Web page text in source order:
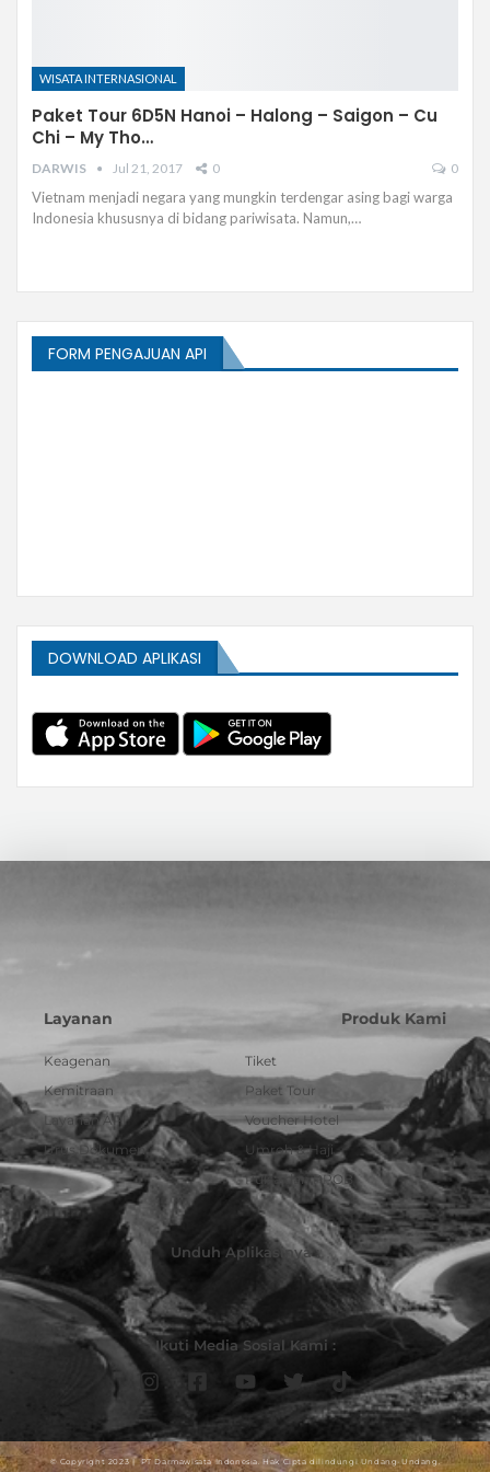
WISATA INTERNASIONAL
Paket Tour 6D5N Hanoi – Halong – Saigon – Cu
Chi – My Tho…
DARWIS Jul 21, 2017 0 0
Vietnam menjadi negara yang mungkin terdengar asing bagi warga
Indonesia khususnya di bidang pariwisata. Namun,…
FORM PENGAJUAN API
DOWNLOAD APLIKASI
Layanan
Keagenan
Kemitraan
Layanan API
Urus Dokumen
Produk Kami
Tiket
Paket Tour
Voucher Hotel
Umroh & Haji
Pulsa dan PPOB
Unduh Aplikasinya :
Ikuti Media Sosial Kami :
© Copyright 2023 | PT Darmawisata Indonesia. Hak Cipta dilindungi Undang-Undang.